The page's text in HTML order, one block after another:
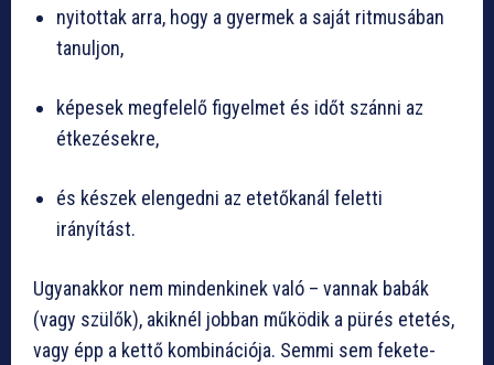
nyitottak arra, hogy a gyermek a saját ritmusában
tanuljon,
képesek megfelelő figyelmet és időt szánni az
étkezésekre,
és készek elengedni az etetőkanál feletti
irányítást.
Ugyanakkor nem mindenkinek való – vannak babák
(vagy szülők), akiknél jobban működik a pürés etetés,
vagy épp a kettő kombinációja. Semmi sem fekete-